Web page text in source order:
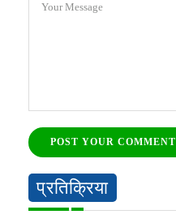
Your Message
POST YOUR COMMENT
प्रतिक्रिया